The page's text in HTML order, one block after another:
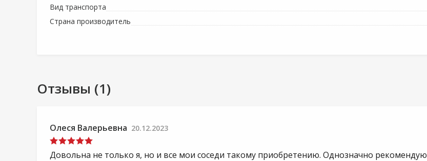
Вид транспорта
Страна производитель
Отзывы (1)
Олеся Валерьевна 20.12.2023
Довольна не только я, но и все мои соседи такому приобретению. Однозначно рекомендую